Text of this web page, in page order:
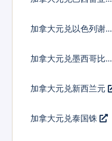
加拿大元兑以色列谢克
加拿大元兑墨西哥比索
加拿大元兑新西兰元
加拿大元兑泰国铢